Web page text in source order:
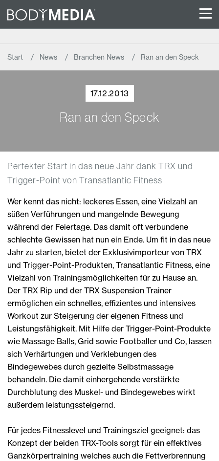
Start News Branchen News Ran an den Speck
17.12.2013
Ran an den Speck
Perfekter Start in das neue Jahr dank TRX und
Trigger-Point von Transatlantic Fitness
Wer kennt das nicht: leckeres Essen, eine Vielzahl an
süßen Verführungen und mangelnde Bewegung
während der Feiertage. Das damit oft verbundene
schlechte Gewissen hat nun ein Ende. Um fit in das neue
Jahr zu starten, bietet der Exklusivimporteur von TRX
und Trigger-Point-Produkten, Transatlantic Fitness, eine
Vielzahl von Trainingsmöglichkeiten für zu Hause an.
Der TRX Rip und der TRX Suspension Trainer
ermöglichen ein schnelles, effizientes und intensives
Workout zur Steigerung der eigenen Fitness und
Leistungsfähigkeit. Mit Hilfe der Trigger-Point-Produkte
wie Massage Balls, Grid sowie Footballer und Co, lassen
sich Verhärtungen und Verklebungen des
Bindegewebes durch gezielte Selbstmassage
behandeln. Die damit einhergehende verstärkte
Durchblutung des Muskel- und Bindegewebes wirkt
außerdem leistungssteigernd.
Für jedes Fitnesslevel und Trainingsziel geeignet: das
Konzept der beiden TRX-Tools sorgt für ein effektives
Ganzkörpertraining welches auch die Fettverbrennung